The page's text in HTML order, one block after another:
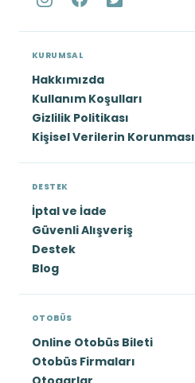
KURUMSAL
Hakkımızda
Kullanım Koşulları
Gizlilik Politikası
Kişisel Verilerin Korunması
DESTEK
İptal ve İade
Güvenli Alışveriş
Destek
Blog
OTOBÜS
Online Otobüs Bileti
Otobüs Firmaları